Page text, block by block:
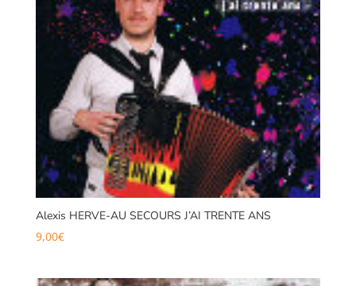
Alexis HERVE-AU SECOURS J’AI TRENTE ANS
9,00€